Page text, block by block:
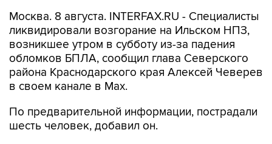
Москва. 8 августа. INTERFAX.RU - Специалисты
ликвидировали возгорание на Ильском НПЗ,
возникшее утром в субботу из-за падения
обломков БПЛА, сообщил глава Северского
района Краснодарского края Алексей Чеверев
в своем канале в Max.
По предварительной информации, пострадали
шесть человек, добавил он.